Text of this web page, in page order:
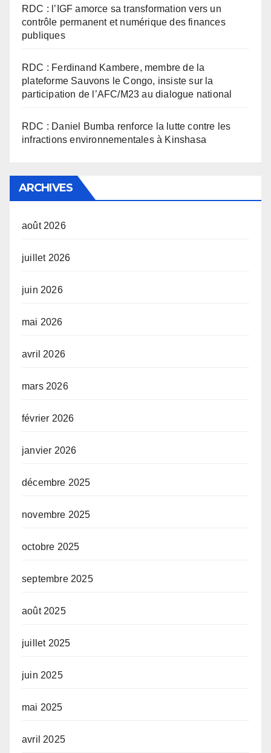
RDC : l’IGF amorce sa transformation vers un
contrôle permanent et numérique des finances
publiques
RDC : Ferdinand Kambere, membre de la
plateforme Sauvons le Congo, insiste sur la
participation de l’AFC/M23 au dialogue national
RDC : Daniel Bumba renforce la lutte contre les
infractions environnementales à Kinshasa
ARCHIVES
août 2026
juillet 2026
juin 2026
mai 2026
avril 2026
mars 2026
février 2026
janvier 2026
décembre 2025
novembre 2025
octobre 2025
septembre 2025
août 2025
juillet 2025
juin 2025
mai 2025
avril 2025